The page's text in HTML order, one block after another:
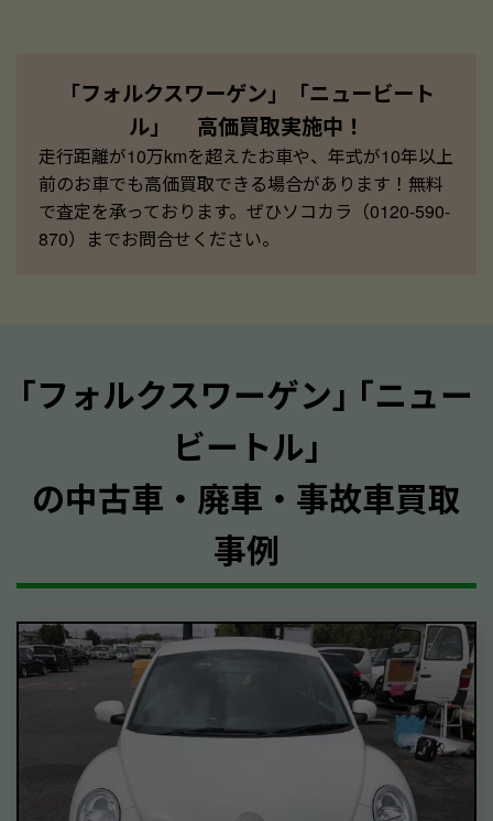
「フォルクスワーゲン」「ニュービート
ル」 高価買取実施中！
走行距離が10万kmを超えたお車や、年式が10年以上
前のお車でも高価買取できる場合があります！無料
で査定を承っております。ぜひソコカラ（0120-590-
870）までお問合せください。
｢フォルクスワーゲン｣ ｢ニュー
ビートル｣
の中古車・廃車・事故車買取
事例